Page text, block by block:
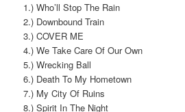
1.) Who’ll Stop The Rain
2.) Downbound Train
3.) COVER ME
4.) We Take Care Of Our Own
5.) Wrecking Ball
6.) Death To My Hometown
7.) My City Of Ruins
8.) Spirit In The Night